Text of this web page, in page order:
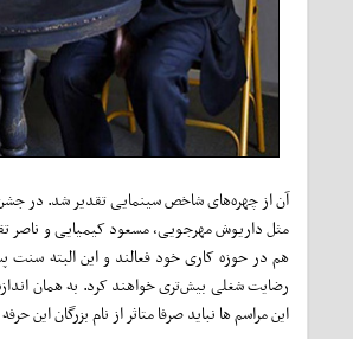
آن از چهره‌های شاخص سینمایی تقدیر شد. در
مثل داریوش مهرجویی، مسعود کیمیایی و ناصر
هم در حوزه کاری خود فعالند و این البته
رضایت شغلی بیش‌تری خواهند کرد. به همان
این مراسم ها نباید صرفا متاثر از نام بزرگان